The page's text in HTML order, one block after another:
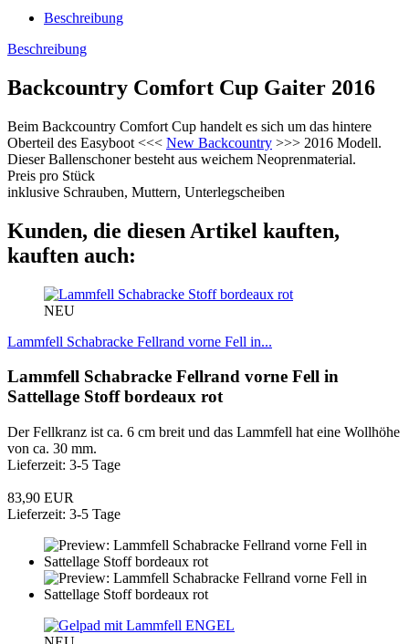
Beschreibung
Beschreibung
Backcountry Comfort Cup Gaiter 2016
Beim Backcountry Comfort Cup handelt es sich um das hintere
Oberteil des Easyboot <<< New Backcountry >>> 2016 Modell.
Dieser Ballenschoner besteht aus weichem Neoprenmaterial.
Preis pro Stück
inklusive Schrauben, Muttern, Unterlegscheiben
Kunden, die diesen Artikel kauften,
kauften auch:
NEU
Lammfell Schabracke Fellrand vorne Fell in...
Lammfell Schabracke Fellrand vorne Fell in
Sattellage Stoff bordeaux rot
Der Fellkranz ist ca. 6 cm breit und das Lammfell hat eine Wollhöhe
von ca. 30 mm.
Lieferzeit: 3-5 Tage
83,90 EUR
Lieferzeit: 3-5 Tage
ENGEL